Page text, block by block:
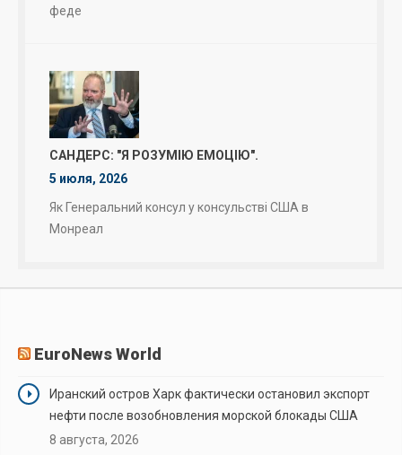
феде
САНДЕРС: "Я РОЗУМІЮ ЕМОЦІЮ".
5 июля, 2026
Як Генеральний консул у консульстві США в
Монреал
EuroNews World
Иранский остров Харк фактически остановил экспорт
нефти после возобновления морской блокады США
8 августа, 2026